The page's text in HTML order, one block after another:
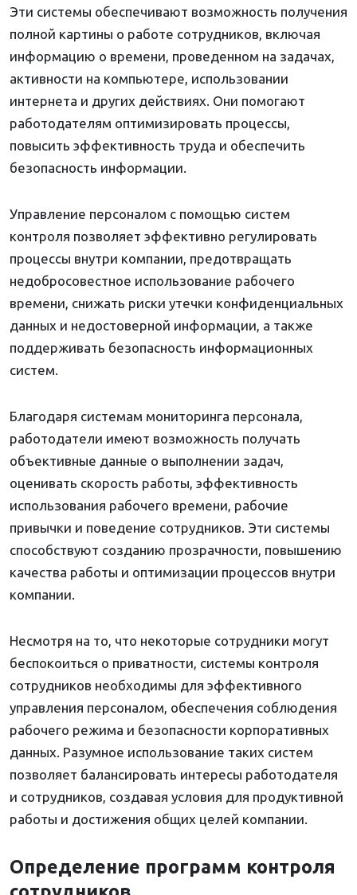
Эти системы обеспечивают возможность получения
полной картины о работе сотрудников, включая
информацию о времени, проведенном на задачах,
активности на компьютере, использовании
интернета и других действиях. Они помогают
работодателям оптимизировать процессы,
повысить эффективность труда и обеспечить
безопасность информации.
Управление персоналом с помощью систем
контроля позволяет эффективно регулировать
процессы внутри компании, предотвращать
недобросовестное использование рабочего
времени, снижать риски утечки конфиденциальных
данных и недостоверной информации, а также
поддерживать безопасность информационных
систем.
Благодаря системам мониторинга персонала,
работодатели имеют возможность получать
объективные данные о выполнении задач,
оценивать скорость работы, эффективность
использования рабочего времени, рабочие
привычки и поведение сотрудников. Эти системы
способствуют созданию прозрачности, повышению
качества работы и оптимизации процессов внутри
компании.
Несмотря на то, что некоторые сотрудники могут
беспокоиться о приватности, системы контроля
сотрудников необходимы для эффективного
управления персоналом, обеспечения соблюдения
рабочего режима и безопасности корпоративных
данных. Разумное использование таких систем
позволяет балансировать интересы работодателя
и сотрудников, создавая условия для продуктивной
работы и достижения общих целей компании.
Определение программ контроля